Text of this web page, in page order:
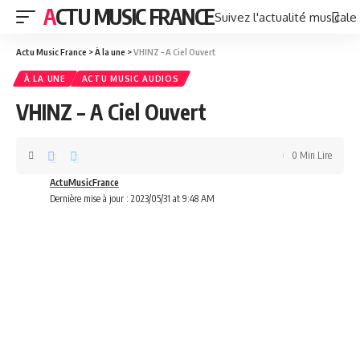
ACTU MUSIC FRANCESuivez l'actualité
Actu Music France >À la une >VHINZ – A Ciel Ouvert
À LA UNE ACTU MUSIC AUDIOS
VHINZ – A Ciel Ouvert
Dernière mise à jour : 2023/05/31 at 9:48 AM
ActuMusicFrance
0 Min Lire